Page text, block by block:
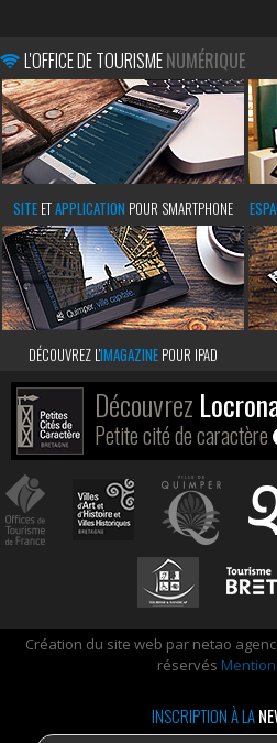
L'OFFICE DE TOURISMENUMÉRIQUE
SITE ETAPPLICATION POUR SMARTPHONE
DÉCOUVREZ L’IMAGAZINE POUR IPAD
Découvrez
Petite cité de caractère
Création du site web par netao
réservés
INSCRIPTION À LA